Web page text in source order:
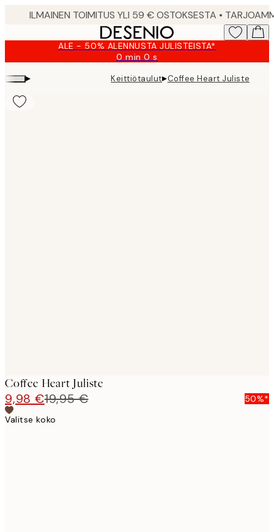
ALE - 50% ALENNUSTA JULISTEISTA*
0 min0 s
Voimassa
asti:
2026-
▸ Keittiötaulut▸Coffee Heart Juliste
Coffee Heart Juliste
9,98 €19,95 €
50%*
Valitse koko